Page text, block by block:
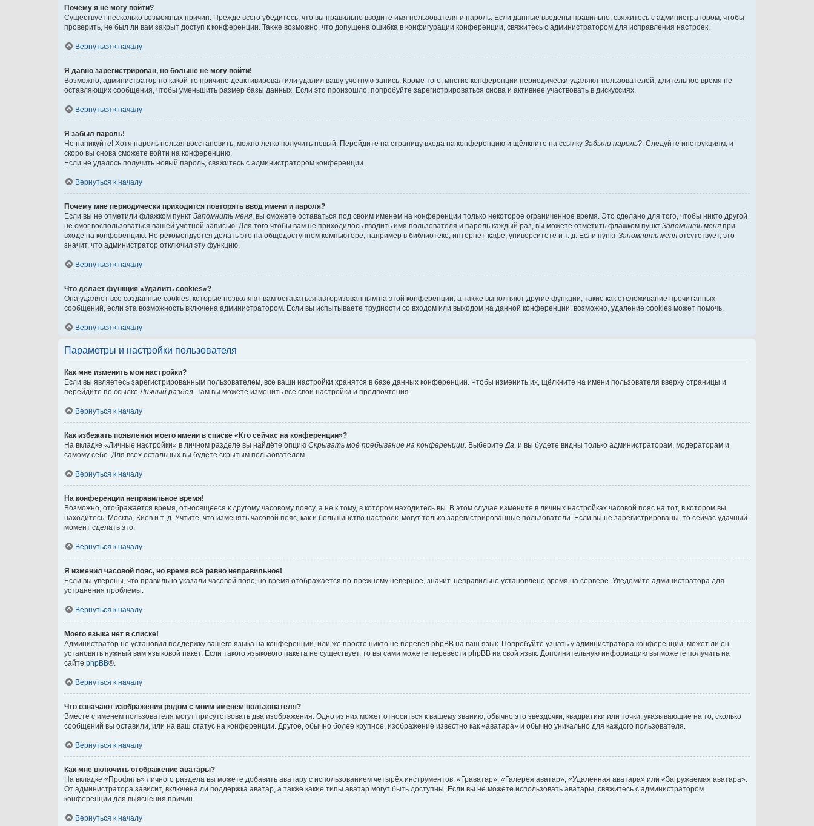
Почему я не могу войти?
Существует несколько возможных причин. Прежде всего убедитесь, что вы правильно вводите имя пользователя и пароль. Если данные введены правильно, свяжитесь с администратором, чтобы
проверить, не был ли вам закрыт доступ к конференции. Также возможно, что допущена ошибка в конфигурации конференции, свяжитесь с администратором для исправления настроек.
Вернуться к началу
Я давно зарегистрирован, но больше не могу войти!
Возможно, администратор по какой-то причине деактивировал или удалил вашу учётную запись. Кроме того, многие конференции периодически удаляют пользователей, длительное время не
оставляющих сообщения, чтобы уменьшить размер базы данных. Если это произошло, попробуйте зарегистрироваться снова и активнее участвовать в дискуссиях.
Вернуться к началу
Я забыл пароль!
Не паникуйте! Хотя пароль нельзя восстановить, можно легко получить новый. Перейдите на страницу входа на конференцию и щёлкните на ссылку Забыли пароль?. Следуйте инструкциям, и
скоро вы снова сможете войти на конференцию.
Если не удалось получить новый пароль, свяжитесь с администратором конференции.
Вернуться к началу
Почему мне периодически приходится повторять ввод имени и пароля?
Если вы не отметили флажком пункт Запомнить меня, вы сможете оставаться под своим именем на конференции только некоторое ограниченное время. Это сделано для того, чтобы никто другой
не смог воспользоваться вашей учётной записью. Для того чтобы вам не приходилось вводить имя пользователя и пароль каждый раз, вы можете отметить флажком пункт Запомнить меня при
входе на конференцию. Не рекомендуется делать это на общедоступном компьютере, например в библиотеке, интернет-кафе, университете и т. д. Если пункт Запомнить меня отсутствует, это
значит, что администратор отключил эту функцию.
Вернуться к началу
Что делает функция «Удалить cookies»?
Она удаляет все созданные cookies, которые позволяют вам оставаться авторизованным на этой конференции, а также выполняют другие функции, такие как отслеживание прочитанных
сообщений, если эта возможность включена администратором. Если вы испытываете трудности со входом или выходом на данной конференции, возможно, удаление cookies может помочь.
Вернуться к началу
Параметры и настройки пользователя
Как мне изменить мои настройки?
Если вы являетесь зарегистрированным пользователем, все ваши настройки хранятся в базе данных конференции. Чтобы изменить их, щёлкните на имени пользователя вверху страницы и
перейдите по ссылкеЛичный раздел. Там вы можете изменить все свои настройки и предпочтения.
Вернуться к началу
Как избежать появления моего имени в списке «Кто сейчас на конференции»?
На вкладке «Личные настройки» в личном разделе вы найдёте опцию Скрывать моё пребывание на конференции. ВыберитеДа, и вы будете видны только администраторам, модераторам и
самому себе. Для всех остальных вы будете скрытым пользователем.
Вернуться к началу
На конференции неправильное время!
Возможно, отображается время, относящееся к другому часовому поясу, а не к тому, в котором находитесь вы. В этом случае измените в личных настройках часовой пояс на тот, в котором вы
находитесь: Москва, Киев и т. д. Учтите, что изменять часовой пояс, как и большинство настроек, могут только зарегистрированные пользователи. Если вы не зарегистрированы, то сейчас удачный
момент сделать это.
Вернуться к началу
Я изменил часовой пояс, но время всё равно неправильное!
Если вы уверены, что правильно указали часовой пояс, но время отображается по-прежнему неверное, значит, неправильно установлено время на сервере. Уведомите администратора для
устранения проблемы.
Вернуться к началу
Моего языка нет в списке!
Администратор не установил поддержку вашего языка на конференции, или же просто никто не перевёл phpBB на ваш язык. Попробуйте узнать у администратора конференции, может ли он
установить нужный вам языковой пакет. Если такого языкового пакета не существует, то вы сами можете перевести phpBB на свой язык. Дополнительную информацию вы можете получить на
сайте phpBB®.
Вернуться к началу
Что означают изображения рядом с моим именем пользователя?
Вместе с именем пользователя могут присутствовать два изображения. Одно из них может относиться к вашему званию, обычно это звёздочки, квадратики или точки, указывающие на то, сколько
сообщений вы оставили, или на ваш статус на конференции. Другое, обычно более крупное, изображение известно как «аватара» и обычно уникально для каждого пользователя.
Вернуться к началу
Как мне включить отображение аватары?
На вкладке «Профиль» личного раздела вы можете добавить аватару с использованием четырёх инструментов: «Граватар», «Галерея аватар», «Удалённая аватара» или «Загружаемая аватара».
От администратора зависит, включена ли поддержка аватар, а также какие типы аватар могут быть доступны. Если вы не можете использовать аватары, свяжитесь с администратором
конференции для выяснения причин.
Вернуться к началу